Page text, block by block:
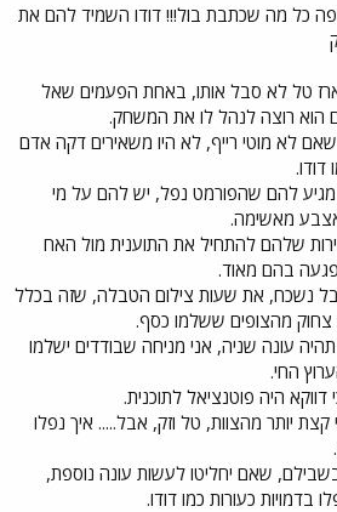
כל מה שכתבת בול!!! דודו השמיד להם את
טל לא סבל אותו, באחת הפעמים שאל
הוא רוצה לנהל לו את המשחק.
לא מוטי רייף, לא היו משאירים דקה אדם
דודו.
להם שהפורמט נפל, יש להם על מי
מאשימה.
שלהם להתחיל את התוענית מול האח
בהם מאוד.
בל נשכח, את שעות צילום הטבלה, שזה בכלל
מהצופים ששלמו כסף.
עונה שניה, אני מניחה שבודדים ישלמו
החי.
דווקא היה פוטנציאל לתוכנית.
קצת יותר מהצוות, טל וזק, אבל..... איך נפלו
שאם יחליטו לעשות עונה נוספת,
בדמויות כעורות כמו דודו.